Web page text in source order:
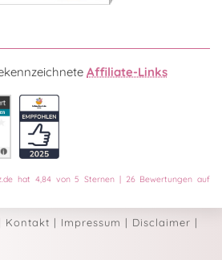
Affiliate-Links
hat 4,84von5 Sternen | 26Bewertungen auf
Kontakt | Impressum | Disclaimer |